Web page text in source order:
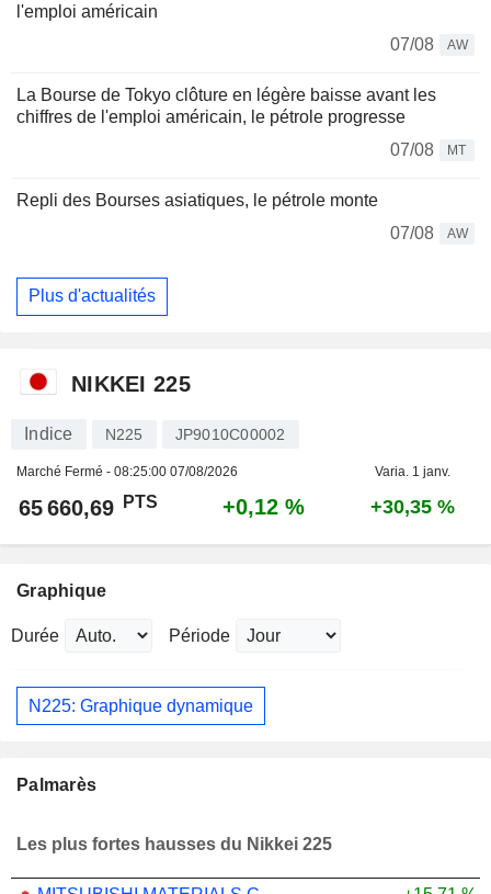
l'emploi américain
07/08
AW
La Bourse de Tokyo clôture en légère baisse avant les
chiffres de l'emploi américain, le pétrole progresse
07/08
MT
Repli des Bourses asiatiques, le pétrole monte
07/08
AW
Plus d'actualités
NIKKEI 225
Indice N225 JP9010C00002
Marché Fermé - 08:25:00 07/08/2026 Varia. 1 janv.
65 660,69 PTS +0,12 % +30,35 %
Graphique
Durée Période
N225: Graphique dynamique
Palmarès
Les plus fortes hausses du Nikkei 225